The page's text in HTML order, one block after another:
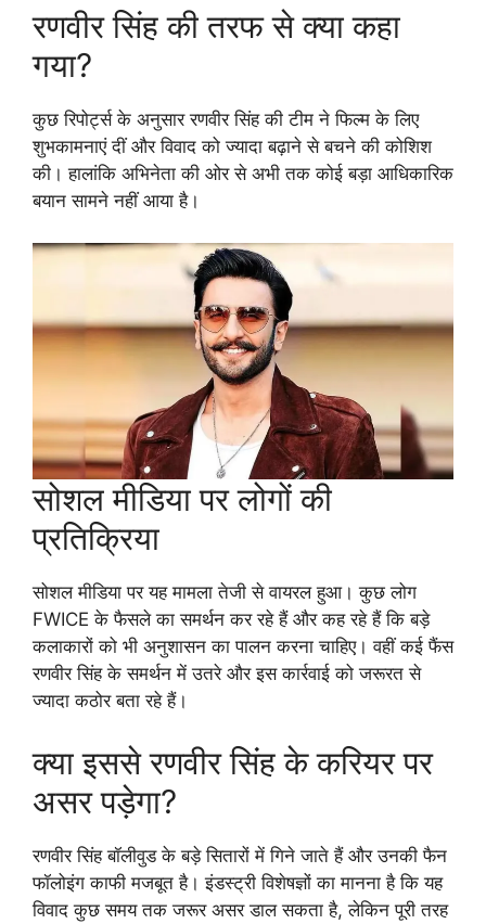
रणवीर सिंह की तरफ से क्या कहा
गया?
कुछ रिपोर्ट्स के अनुसार रणवीर सिंह की टीम ने फिल्म के लिए
शुभकामनाएं दीं और विवाद को ज्यादा बढ़ाने से बचने की कोशिश
की। हालांकि अभिनेता की ओर से अभी तक कोई बड़ा आधिकारिक
बयान सामने नहीं आया है।
सोशल मीडिया पर लोगों की
प्रतिक्रिया
सोशल मीडिया पर यह मामला तेजी से वायरल हुआ। कुछ लोग
FWICE के फैसले का समर्थन कर रहे हैं और कह रहे हैं कि बड़े
कलाकारों को भी अनुशासन का पालन करना चाहिए। वहीं कई फैंस
रणवीर सिंह के समर्थन में उतरे और इस कार्रवाई को जरूरत से
ज्यादा कठोर बता रहे हैं।
क्या इससे रणवीर सिंह के करियर पर
असर पड़ेगा?
रणवीर सिंह बॉलीवुड के बड़े सितारों में गिने जाते हैं और उनकी फैन
फॉलोइंग काफी मजबूत है। इंडस्ट्री विशेषज्ञों का मानना है कि यह
विवाद कुछ समय तक जरूर असर डाल सकता है, लेकिन पूरी तरह